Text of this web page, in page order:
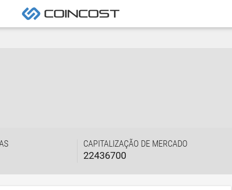
CAPITALIZAÇÃO DE MERCADO
22436700